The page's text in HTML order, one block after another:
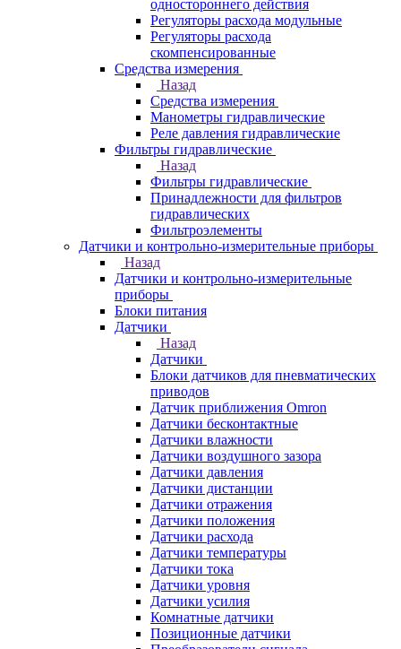
одностороннего действия
Регуляторы расхода модульные
Регуляторы расхода
скомпенсированные
Средства измерения
Назад
Средства измерения
Манометры гидравлические
Реле давления гидравлические
Фильтры гидравлические
Назад
Фильтры гидравлические
Принадлежности для фильтров
гидравлических
Фильтроэлементы
Датчики и контрольно-измерительные приборы
Назад
Датчики и контрольно-измерительные
приборы
Блоки питания
Датчики
Назад
Датчики
Блоки датчиков для пневматических
приводов
Датчик приближения Omron
Датчики бесконтактные
Датчики влажности
Датчики воздушного зазора
Датчики давления
Датчики дистанции
Датчики отражения
Датчики положения
Датчики расхода
Датчики температуры
Датчики тока
Датчики уровня
Датчики усилия
Комнатные датчики
Позиционные датчики